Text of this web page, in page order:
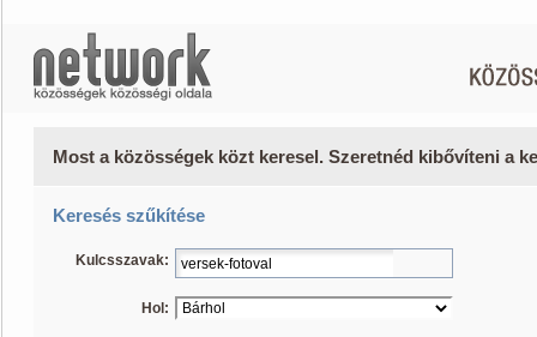
Most a közösségek közt keresel. Szeretnéd kibővíteni a
Keresés szűkítése
Kulcsszavak:
Hol: